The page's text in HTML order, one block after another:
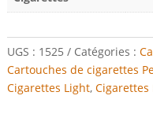
UGS : 1525 Catégories :
Cartouches de cigarettes
Cigarettes Light, Cigarettes